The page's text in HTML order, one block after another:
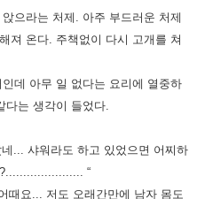
으라는 처제. 아주 부드러운 처제
져 온다. 주책없이 다시 고개를 쳐
데 아무 일 없다는 요리에 열중하
는 생각이 들었다.
... 샤워라도 하고 있었으면 어찌하
“
때요... 저도 오래간만에 남자 몸도